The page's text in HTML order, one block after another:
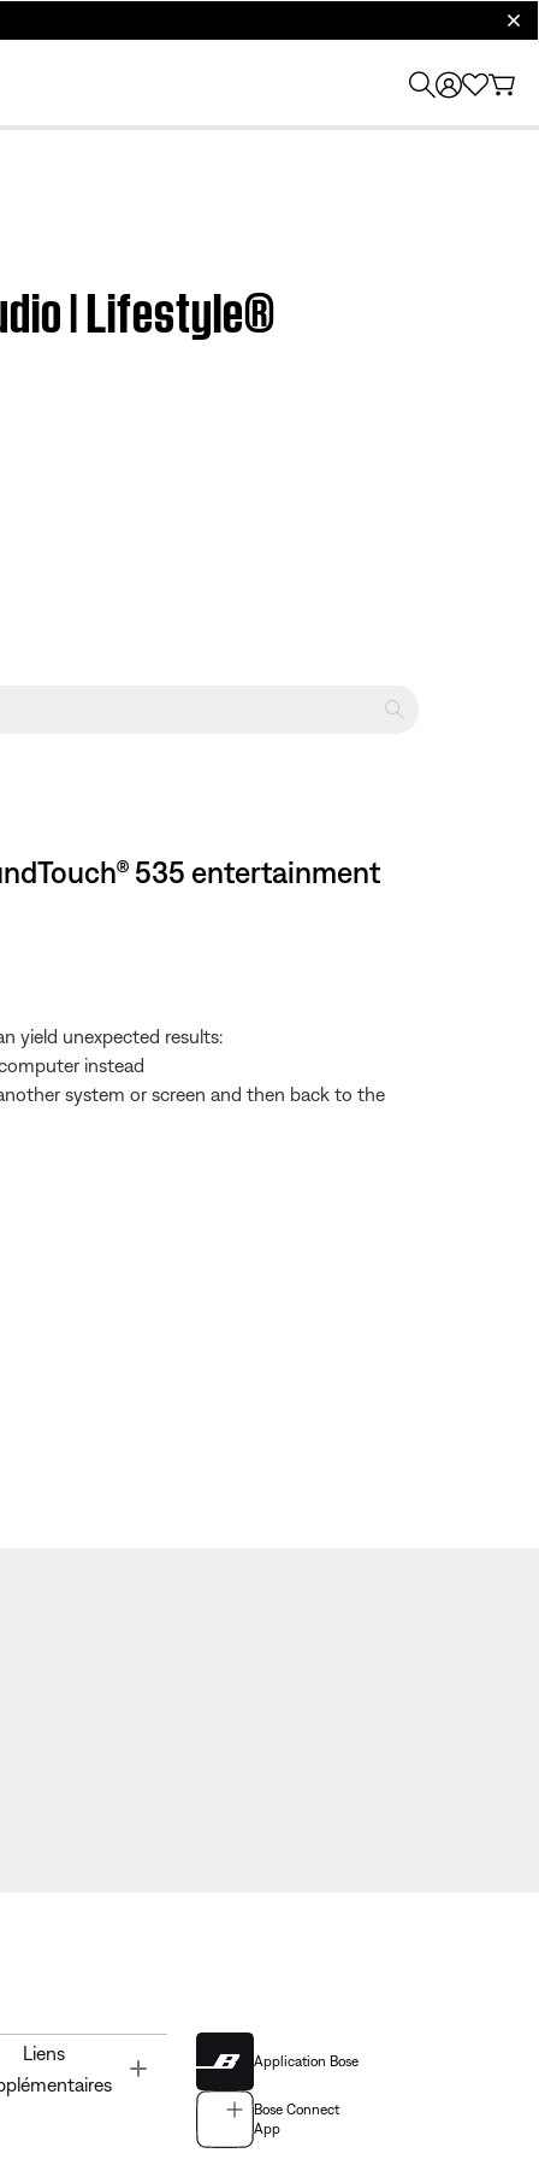
| Lifestyle®
535 entertainment
yield unexpected results:
instead
system or screen and then back to the
Liens
Application Bose
Bose Connect
App